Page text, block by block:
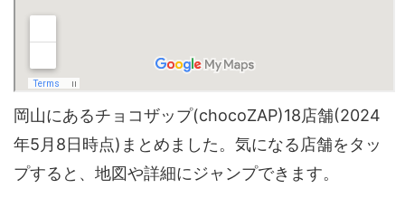
岡山にあるチョコザップ(chocoZAP)18店舗(2024
年5月8日時点)まとめました。気になる店舗をタッ
プすると、地図や詳細にジャンプできます。